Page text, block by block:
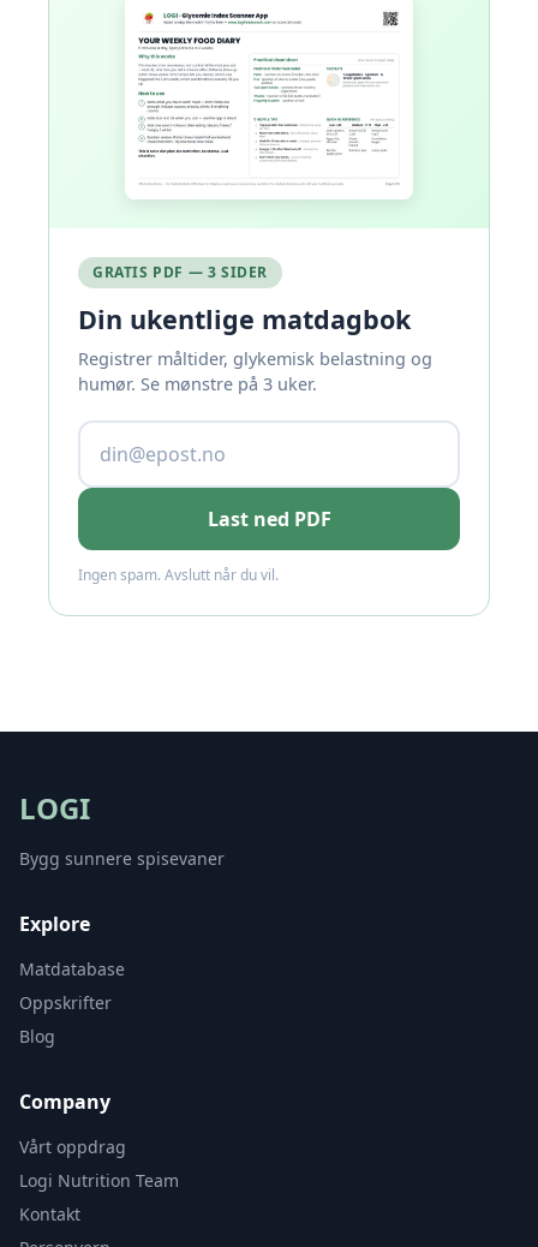
GRATIS PDF — 3 SIDER
Din ukentlige matdagbok
Registrer måltider, glykemisk belastning og
humør. Se mønstre på 3 uker.
Last ned PDF
Ingen spam. Avslutt når du vil.
LOGI
Bygg sunnere spisevaner
Explore
Matdatabase
Oppskrifter
Blog
Company
Vårt oppdrag
Logi Nutrition Team
Kontakt